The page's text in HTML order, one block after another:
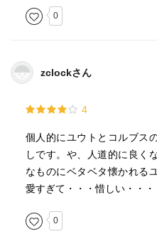
0
zclockさん
4
個人的にユウトとコルブス
しです。や、人道的に良く
なものにベタベタ懐かれる
愛すぎて・・・惜しい・・・
0